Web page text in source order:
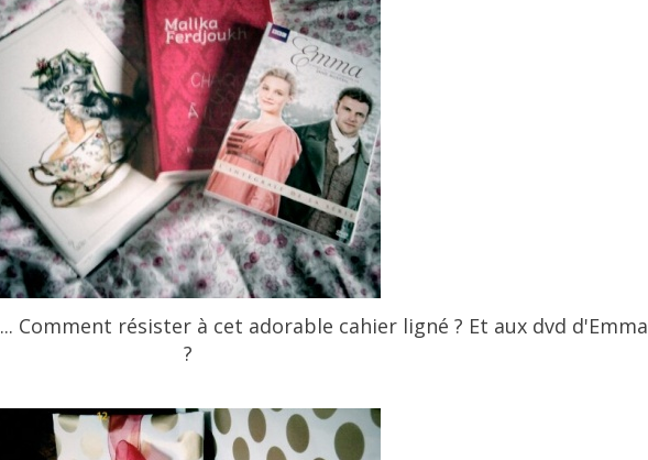
... Comment résister à cet adorable cahier ligné ? Et aux dvd d'Emma
?